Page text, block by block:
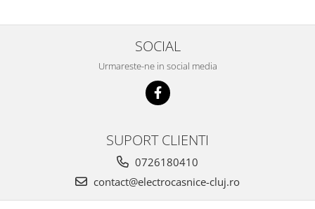
SOCIAL
Urmareste-ne in social media
SUPORT CLIENTI
0726180410
contact@electrocasnice-cluj.ro